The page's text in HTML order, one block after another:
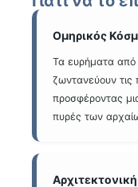
Ομηρικός
Τα ευρήματα από
ζωντανεύουν
προσφέροντας
πυρές των